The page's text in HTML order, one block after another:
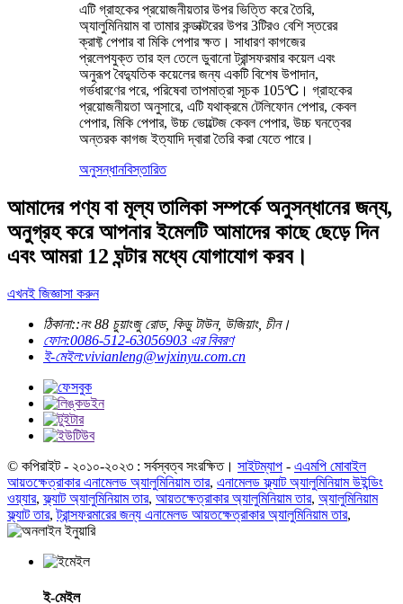
এটি গ্রাহকের প্রয়োজনীয়তার উপর ভিত্তি করে তৈরি,
অ্যালুমিনিয়াম বা তামার কন্ডাক্টরের উপর 3টিরও বেশি স্তরের
ক্রাফ্ট পেপার বা মিকি পেপার ক্ষত। সাধারণ কাগজের
প্রলেপযুক্ত তার হল তেলে ডুবানো ট্রান্সফরমার কয়েল এবং
অনুরূপ বৈদ্যুতিক কয়েলের জন্য একটি বিশেষ উপাদান,
গর্ভধারণের পরে, পরিষেবা তাপমাত্রা সূচক 105℃। গ্রাহকের
প্রয়োজনীয়তা অনুসারে, এটি যথাক্রমে টেলিফোন পেপার, কেবল
পেপার, মিকি পেপার, উচ্চ ভোল্টেজ কেবল পেপার, উচ্চ ঘনত্বের
অন্তরক কাগজ ইত্যাদি দ্বারা তৈরি করা যেতে পারে।
অনুসন্ধানবিস্তারিত
আমাদের পণ্য বা মূল্য তালিকা সম্পর্কে অনুসন্ধানের জন্য,
অনুগ্রহ করে আপনার ইমেলটি আমাদের কাছে ছেড়ে দিন
এবং আমরা 12 ঘন্টার মধ্যে যোগাযোগ করব।
এখনই জিজ্ঞাসা করুন
ঠিকানা::নং 88 চুয়াংজু রোড, কিডু টাউন, উজিয়াং, চীন।
ফোন:0086-512-63056903 এর বিবরণ
ই-মেইল:vivianleng@wjxinyu.com.cn
© কপিরাইট - ২০১০-২০২৩ : সর্বস্বত্ব সংরক্ষিত। সাইটম্যাপ - এএমপি মোবাইল
আয়তক্ষেত্রাকার এনামেলড অ্যালুমিনিয়াম তার, এনামেলড ফ্ল্যাট অ্যালুমিনিয়াম উইন্ডিং
ওয়্যার,ফ্ল্যাট অ্যালুমিনিয়াম তার, আয়তক্ষেত্রাকার অ্যালুমিনিয়াম তার, অ্যালুমিনিয়াম
ফ্ল্যাট তার,ট্রান্সফরমারের জন্য এনামেলড আয়তক্ষেত্রাকার অ্যালুমিনিয়াম তার,
ই-মেইল